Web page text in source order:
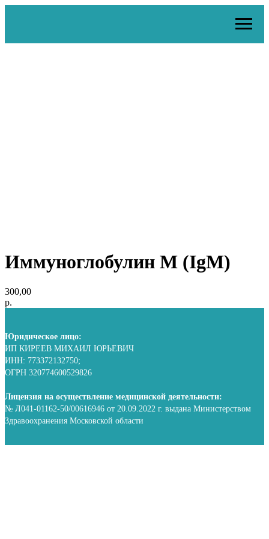
Иммуноглобулин M (IgM)
300,00
р.
Юридическое лицо:
ИП КИРЕЕВ МИХАИЛ ЮРЬЕВИЧ
ИНН: 773372132750;
ОГРН 320774600529826
Лицензия на осуществление медицинской деятельности:
№ Л041-01162-50/00616946 от 20.09.2022 г. выдана Министерством
Здравоохранения Московской области